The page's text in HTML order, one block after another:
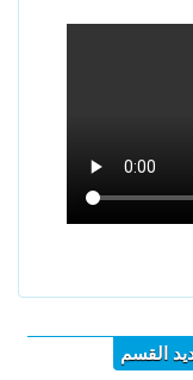
القسم